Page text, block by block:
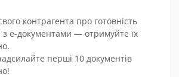
контрагента про готовність
е-документами — отримуйте їх
перші 10 документів